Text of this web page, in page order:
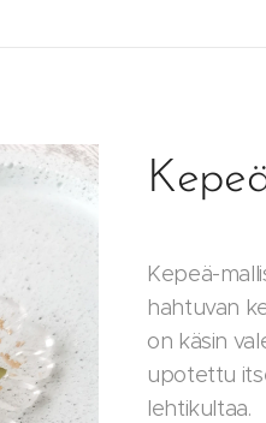
Kepeä-
hahtuvan
on käsin
upotettu
lehtikultaa.